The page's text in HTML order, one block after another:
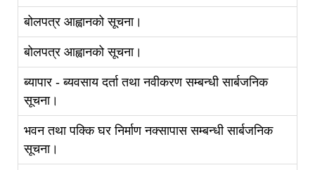
बोलपत्र आह्वानको सूचना।
बोलपत्र आह्वानको सूचना।
ब्यापार - ब्यवसाय दर्ता तथा नवीकरण सम्बन्धी सार्बजनिक
सूचना।
भवन तथा पक्कि घर निर्माण नक्सापास सम्बन्धी सार्बजनिक
सूचना।